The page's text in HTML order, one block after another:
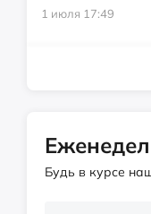
1 июля 17:49
Будь в курсе